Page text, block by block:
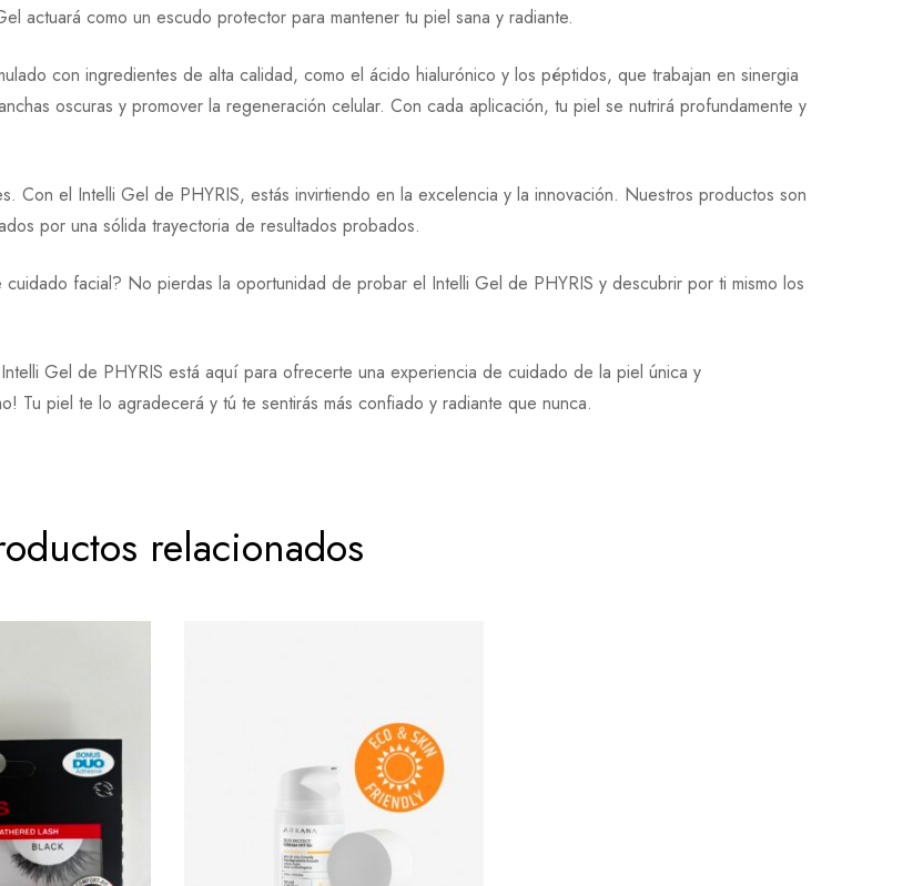
actuará como un escudo protector para mantener tu piel sana y radiante.
con ingredientes de alta calidad, como el ácido hialurónico y los péptidos, que trabajan en sinergia
oscuras y promover la regeneración celular. Con cada aplicación, tu piel se nutrirá profundamente y
el Intelli Gel de PHYRIS, estás invirtiendo en la excelencia y la innovación. Nuestros productos son
por una sólida trayectoria de resultados probados.
facial? No pierdas la oportunidad de probar el Intelli Gel de PHYRIS y descubrir por ti mismo los
Gel de PHYRIS está aquí para ofrecerte una experiencia de cuidado de la piel única y
Tu piel te lo agradecerá y tú te sentirás más confiado y radiante que nunca.
relacionados